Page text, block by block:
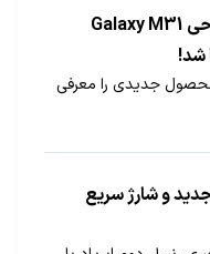
مشخصات فنی و زبان طراحی Galaxy M31
جدیدی را معرفی
و شارژ سریع